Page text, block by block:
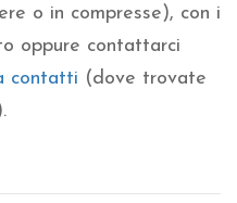
o in compresse), con i
oppure contattarci
contatti (dove trovate